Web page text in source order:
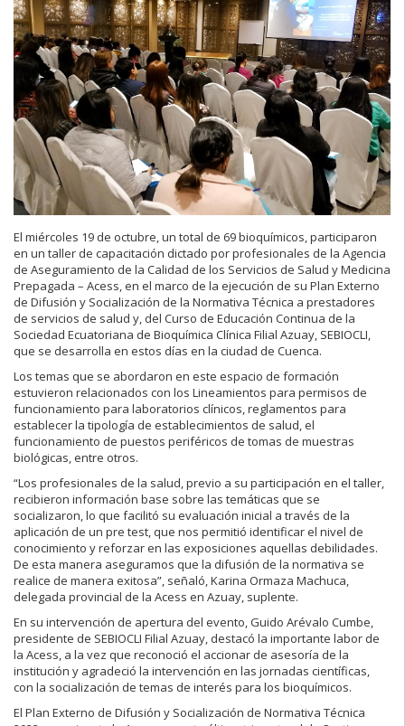
El miércoles 19 de octubre, un total de 69 bioquímicos, participaron
en un taller de capacitación dictado por profesionales de la Agencia
de Aseguramiento de la Calidad de los Servicios de Salud y Medicina
Prepagada – Acess, en el marco de la ejecución de su Plan Externo
de Difusión y Socialización de la Normativa Técnica a prestadores
de servicios de salud y, del Curso de Educación Continua de la
Sociedad Ecuatoriana de Bioquímica Clínica Filial Azuay, SEBIOCLI,
que se desarrolla en estos días en la ciudad de Cuenca.
Los temas que se abordaron en este espacio de formación
estuvieron relacionados con los Lineamientos para permisos de
funcionamiento para laboratorios clínicos, reglamentos para
establecer la tipología de establecimientos de salud, el
funcionamiento de puestos periféricos de tomas de muestras
biológicas, entre otros.
“Los profesionales de la salud, previo a su participación en el taller,
recibieron información base sobre las temáticas que se
socializaron, lo que facilitó su evaluación inicial a través de la
aplicación de un pre test, que nos permitió identificar el nivel de
conocimiento y reforzar en las exposiciones aquellas debilidades.
De esta manera aseguramos que la difusión de la normativa se
realice de manera exitosa”, señaló, Karina Ormaza Machuca,
delegada provincial de la Acess en Azuay, suplente.
En su intervención de apertura del evento, Guido Arévalo Cumbe,
presidente de SEBIOCLI Filial Azuay, destacó la importante labor de
la Acess, a la vez que reconoció el accionar de asesoría de la
institución y agradeció la intervención en las jornadas científicas,
con la socialización de temas de interés para los bioquímicos.
El Plan Externo de Difusión y Socialización de Normativa Técnica